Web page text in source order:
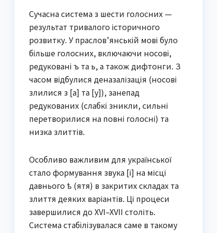
Сучасна система з шести голосних —
результат тривалого історичного
розвитку. У праслов’янській мові було
більше голосних, включаючи носові,
редуковані ъ та ь, а також дифтонги. З
часом відбулися деназалізація (носові
злилися з [а] та [у]), занепад
редукованих (слабкі зникли, сильні
перетворилися на повні голосні) та
низка злиттів.
Особливо важливим для української
стало формування звука [і] на місці
давнього ѣ (ятя) в закритих складах та
злиття деяких варіантів. Ці процеси
завершилися до XVI–XVII століть.
Система стабілізувалася саме в такому